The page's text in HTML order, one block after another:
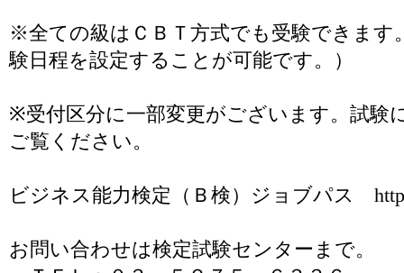
※全ての級はＣＢＴ方式でも受験できます
験日程を設定することが可能です。）
※受付区分に一部変更がございます。試験
ご覧ください。
ビジネス能力検定（Ｂ検）ジョブパス
お問い合わせは検定試験センターまで。